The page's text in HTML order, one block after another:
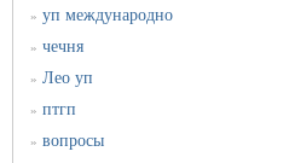
» уп международно
» чечня
» Лео уп
» птгп
» вопросы